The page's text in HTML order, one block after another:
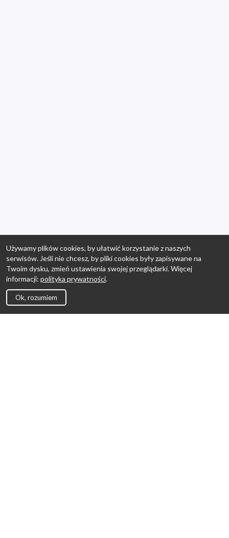
Używamy plików cookies, by ułatwić korzystanie z naszych
serwisów. Jeśli nie chcesz, by pliki cookies były zapisywane na
Twoim dysku, zmień ustawienia swojej przeglądarki. Więcej
informacji: polityka prywatności.
Ok, rozumiem